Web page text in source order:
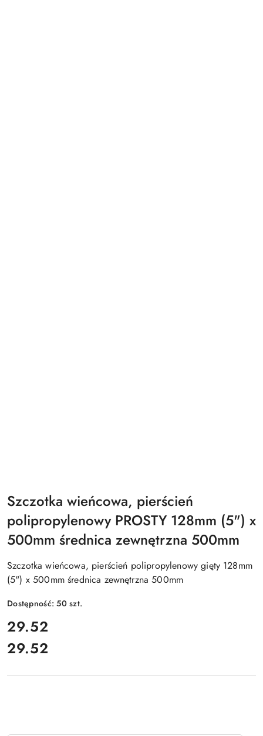
Szczotka wieńcowa, pierścień
polipropylenowy PROSTY 128mm (5") x
500mm średnica zewnętrzna 500mm
Szczotka wieńcowa, pierścień polipropylenowy gięty 128mm
(5") x 500mm średnica zewnętrzna 500mm
Dostępność:50szt.
cena:
29.52
Cena:
29.52